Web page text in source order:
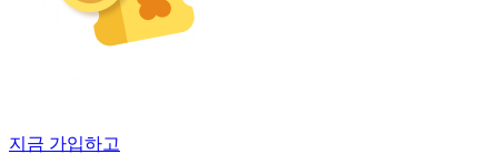
지금 가입하고